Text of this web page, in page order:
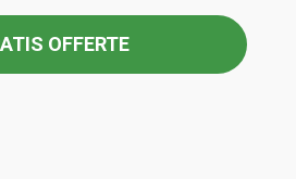
OFFERTE